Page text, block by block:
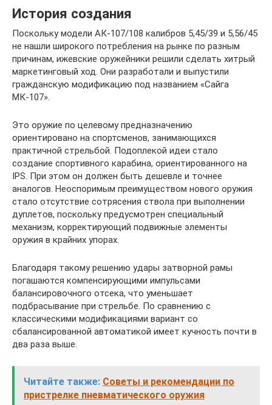
История создания
Поскольку модели АК-107/108 калибров 5,45/39 и 5,56/45
не нашли широкого потребления на рынке по разным
причинам, ижевские оружейники решили сделать хитрый
маркетинговый ход. Они разработали и выпустили
гражданскую модификацию под названием «Сайга
МК-107».
Это оружие по целевому предназначению
ориентировано на спортсменов, занимающихся
практичной стрельбой. Подоплекой идеи стало
создание спортивного карабина, ориентированного на
IPS. При этом он должен быть дешевле и точнее
аналогов. Неоспоримым преимуществом нового оружия
стало отсутствие сотрясения ствола при выполнении
дуплетов, поскольку предусмотрен специальный
механизм, корректирующий подвижные элементы
оружия в крайних упорах.
Благодаря такому решению удары затворной рамы
погашаются компенсирующими импульсами
балансировочного отсека, что уменьшает
подбрасывание при стрельбе. По сравнению с
классическими модификациями вариант со
сбалансированной автоматикой имеет кучность почти в
два раза выше.
Читайте также: Советы и рекомендации по
пристрелке пневматического оружия